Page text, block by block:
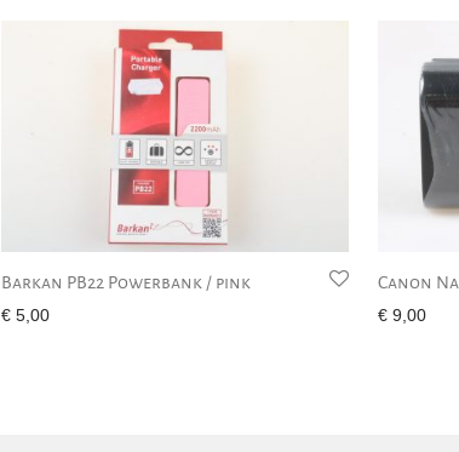
Barkan PB22 Powerbank / pink
€ 5,00
Canon
€ 9,00